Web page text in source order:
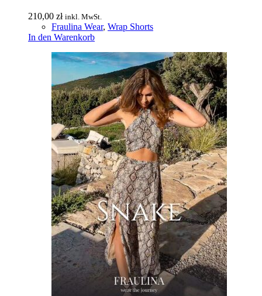
210,00 zł inkl. MwSt.
Fraulina Wear, Wrap Shorts
In den Warenkorb